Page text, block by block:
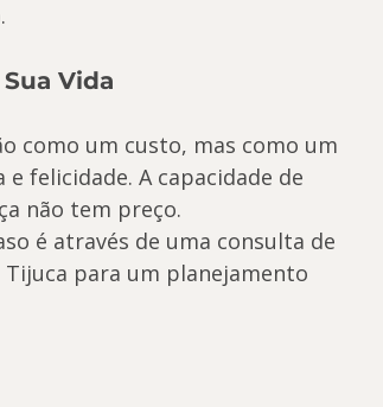
Vida
como um custo, mas como um
felicidade. A capacidade de
não tem preço.
é através de uma consulta de
Tijuca para um planejamento